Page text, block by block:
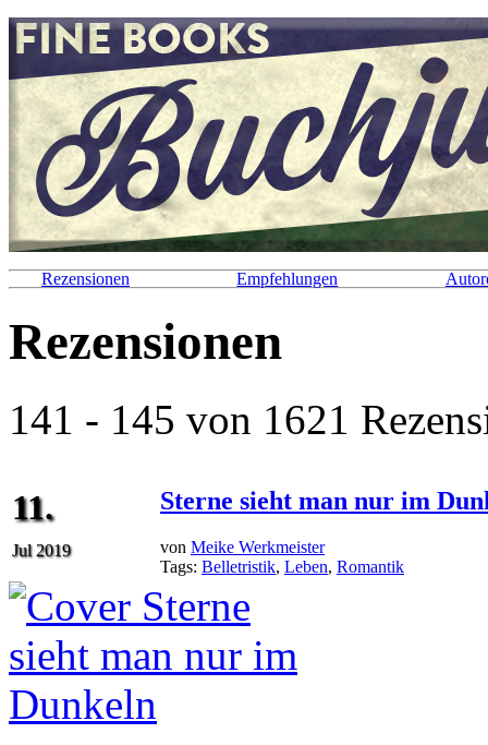
Rezensionen Empfehlungen
Rezensionen
141 - 145 von 1621
11.
Jul 2019
Sterne sieht man nur im
von Meike Werkmeister
Tags: Belletristik, Leben, Romantik